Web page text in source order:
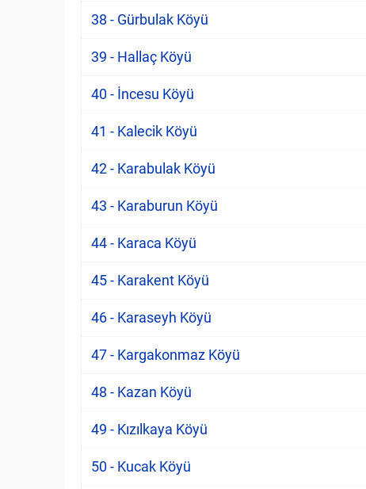
38 - Gürbulak Köyü
39 - Hallaç Köyü
40 - İncesu Köyü
41 - Kalecik Köyü
42 - Karabulak Köyü
43 - Karaburun Köyü
44 - Karaca Köyü
45 - Karakent Köyü
46 - Karaseyh Köyü
47 - Kargakonmaz Köyü
48 - Kazan Köyü
49 - Kızılkaya Köyü
50 - Kucak Köyü